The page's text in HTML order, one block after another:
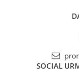
SOCIAL